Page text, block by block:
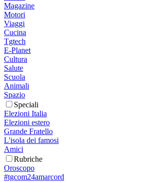
Magazine
Motori
Viaggi
Cucina
Tgtech
E-Planet
Cultura
Salute
Scuola
Animali
Spazio
Speciali
Elezioni Italia
Elezioni estero
Grande Fratello
L'isola dei famosi
Amici
Rubriche
Oroscopo
#tgcom24amarcord